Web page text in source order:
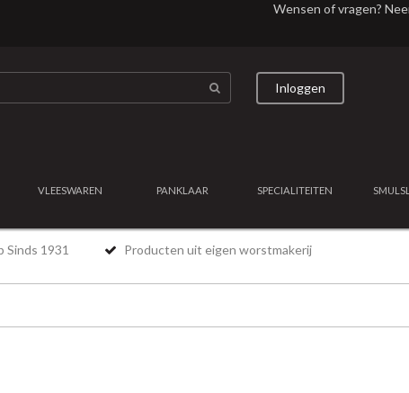
Wensen of vragen?
Inloggen
VLEESWAREN PANKLAAR SPECIALITEITEN
Sinds 1931 Producten uit eigen worstmakerij